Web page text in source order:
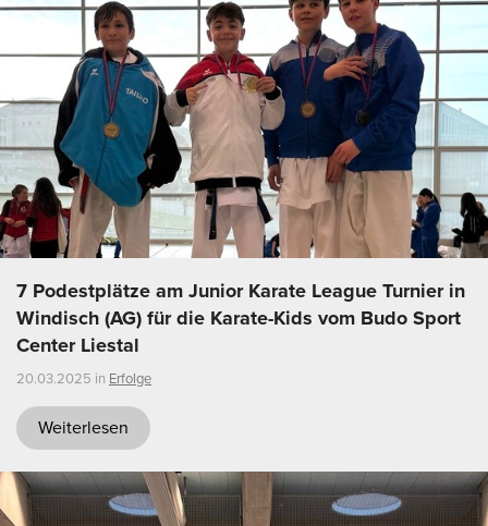
7 Podestplätze am Junior Karate League Turnier in
Windisch (AG) für die Karate-Kids vom Budo Sport
Center Liestal
20.03.2025 in Erfolge
Weiterlesen